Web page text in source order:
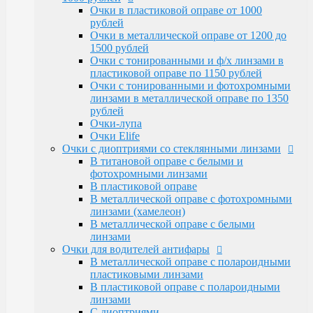
Очки Elife
Очки с диоптриями со стеклянными линзами
В титановой оправе с белыми и
фотохромными линзами
В пластиковой оправе
В металлической оправе с фотохромными
линзами (хамелеон)
В металлической оправе с белыми линзами
Очки для водителей антифары
В металлической оправе с полароидными
пластиковыми линзами
В пластиковой оправе с полароидными
линзами
С диоптриями
Очки для компьютера
В пластиковой оправе с полимерными
линзами
В металлической оправе
Тренажерные очки
В пластиковой оправе
В металлической оправе
Очки глаукомные
Очки Эксклюзивные Ricardi от 15000
Бренд оправы
Очки в пластиковой оправе от 1000
рублей
Очки в металлической оправе от 1200 до
1500 рублей
Очки с тонированными и ф/х линзами в
пластиковой оправе по 1150 рублей
Очки с тонированными и фотохромными
линзами в металлической оправе по 1350
рублей
Очки-лупа
Очки Elife
Очки с диоптриями со стеклянными линзами
В титановой оправе с белыми и
фотохромными линзами
В пластиковой оправе
В металлической оправе с фотохромными
линзами (хамелеон)
В металлической оправе с белыми
линзами
Очки для водителей антифары
В металлической оправе с полароидными
пластиковыми линзами
В пластиковой оправе с полароидными
линзами